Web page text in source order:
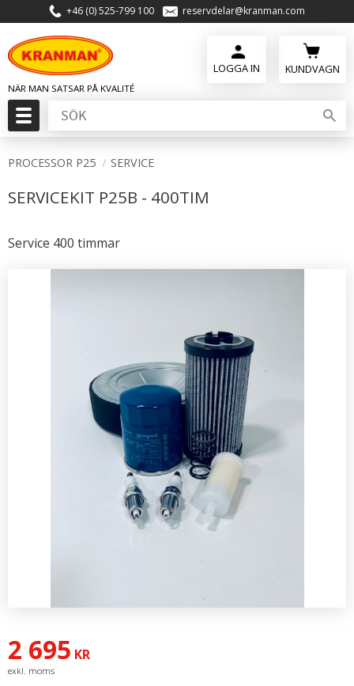
Meny
+46 (0) 525-799 100 reservdelar@kranman.com
KUNDVAGN
PROCESSOR P25 SERVICE
SERVICEKIT P25B - 400TIM
Service 400 timmar
2 695 KR